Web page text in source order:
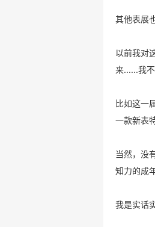
其他表展
以前我对
来......我
比如这一
一款新表
当然，没
知力的成
我是实话